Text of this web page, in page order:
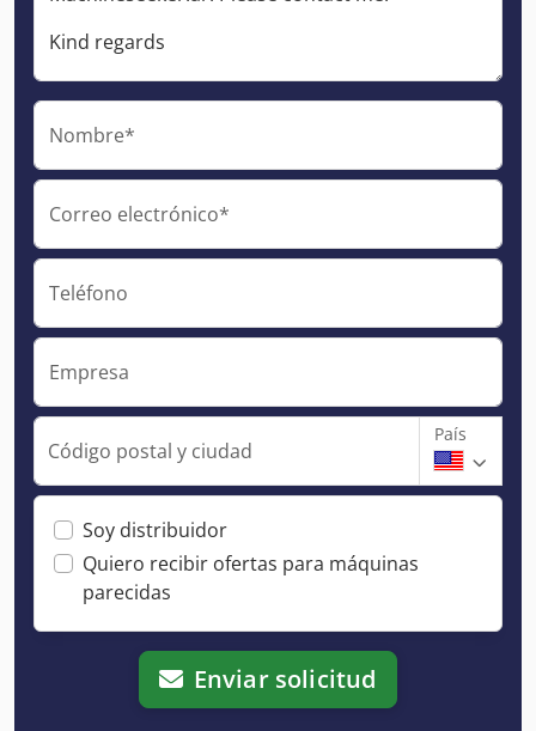
Nombre*
Correo electrónico*
Teléfono
Empresa
Código postal y ciudad
País
Soy distribuidor
Quiero recibir ofertas para máquinas
parecidas
Enviar solicitud